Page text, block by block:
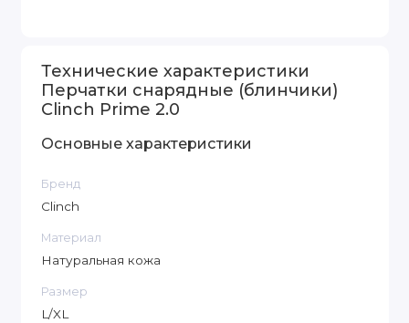
Технические характеристики
Перчатки снарядные (блинчики)
Clinch Prime 2.0
Основные характеристики
Бренд
Clinch
Материал
Натуральная кожа
Размер
L/XL